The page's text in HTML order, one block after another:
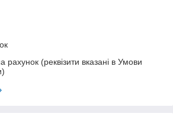
(реквізити вказані в Умови